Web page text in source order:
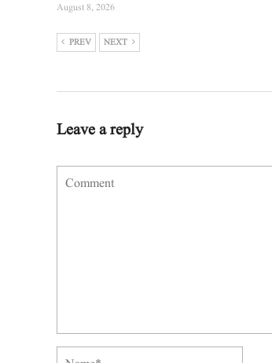
August 8, 2026
PREV NEXT
Leave a reply